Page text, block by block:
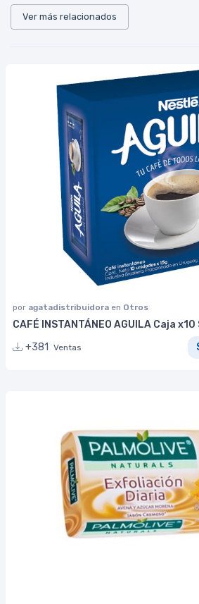
Ver más relacionados
por agatadistribuidora en Otros
CAFÉ INSTANTÁNEO AGUILA Caja
+381
Ventas